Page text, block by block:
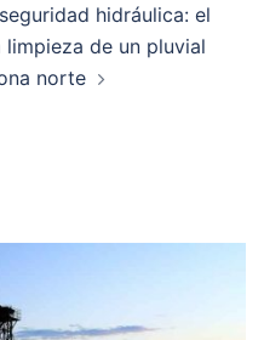
hidráulica: el
de un pluvial
norte